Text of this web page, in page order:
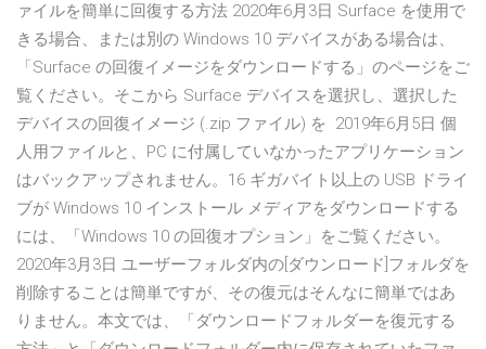
ァイルを簡単に回復する方法 2020年6月3日 Surface を使用で
きる場合、または別の Windows 10 デバイスがある場合は、
「Surface の回復イメージをダウンロードする」のページをご
覧ください。そこから Surface デバイスを選択し、選択した
デバイスの回復イメージ (.zip ファイル) を 2019年6月5日 個
人用ファイルと、PC に付属していなかったアプリケーション
はバックアップされません。16 ギガバイト以上の USB ドライ
ブが Windows 10 インストール メディアをダウンロードする
には、「Windows 10 の回復オプション」をご覧ください。
2020年3月3日 ユーザーフォルダ内の[ダウンロード]フォルダを
削除することは簡単ですが、その復元はそんなに簡単ではあ
りません。本文では、「ダウンロードフォルダーを復元する